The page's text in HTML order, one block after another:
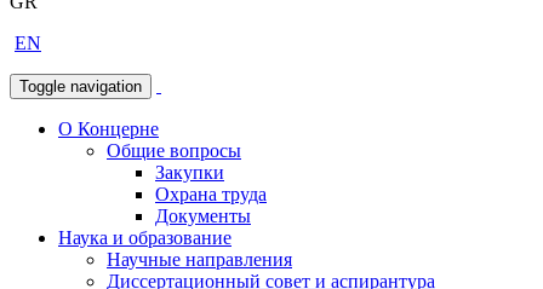
EN
Toggle navigation
О Концерне
Общие вопросы
Закупки
Охрана труда
Документы
Наука и образование
Научные направления
Диссертационный совет и аспирантура